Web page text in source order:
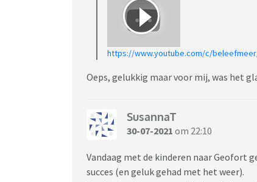
https://www.youtube.com/c/
Oeps, gelukkig maar voor mij, was het
SusannaT
30-07-2021 om 22:10
Vandaag met de kinderen naar Geofort
succes (en geluk gehad met het weer).